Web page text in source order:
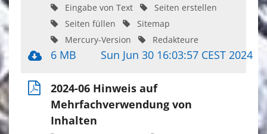
Eingabe von Text
Seiten erstellen
Seiten füllen
Sitemap
Mercury-Version
Redakteure
6 MB Sun Jun 30 16:03:57 CEST 2024
2024-06 Hinweis auf
Mehrfachverwendung von
Inhalten